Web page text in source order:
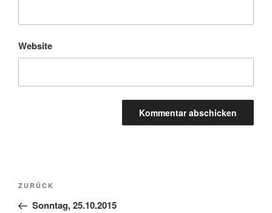
Website
Beitragsnavigation
Vorheriger
Beitrag
ZURÜCK
Sonntag, 25.10.2015